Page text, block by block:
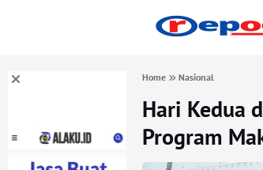
Home Nasional
Hari Kedua
Program